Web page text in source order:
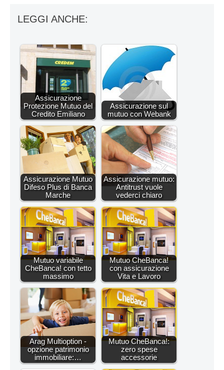
LEGGI ANCHE:
Assicurazione
Protezione Mutuo del
Credito Emiliano
Assicurazione sul
mutuo con Webank
Assicurazione Mutuo
Difeso Plus di Banca
Marche
Assicurazione mutuo:
Antitrust vuole
vederci chiaro
Mutuo variabile
CheBanca! con tetto
massimo
Mutuo CheBanca!
con assicurazione
Vita e Lavoro
Arag Multioption -
opzione patrimonio
immobiliare:…
Mutuo CheBanca!:
zero spese
accessorie